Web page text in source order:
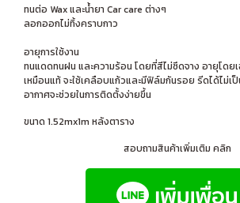
ทนต่อ Wax และน้ำยา Car care ต่างๆ
ลอกออกไม่ทิ้งคราบกาว
อายุการใช้งาน
ทนแดดทนฝน และความร้อน โดยที่สีไม่ซึดจาง อายุโดย
เหมือนแท้ จะใช้เคลือบแก้วและมีฟิล์มกันรอย รีดได้ไม่เ
อากาศจะช่วยในการติดตั้งง่ายขึ้น
ขนาด 1.52mx1m หลังตาราง
สอบถามสินค้าเพิ่มเติม คลิก